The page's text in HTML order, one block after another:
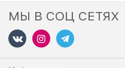
МЫ В СОЦ СЕТЯХ